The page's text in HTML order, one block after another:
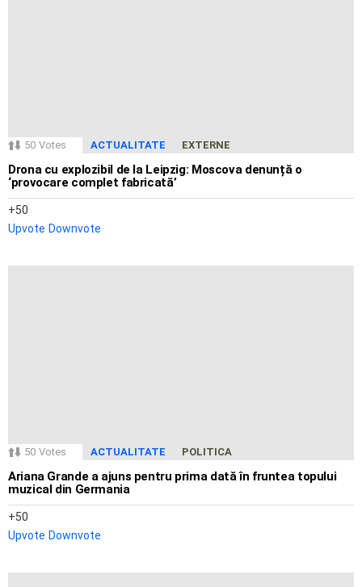
50 Votes ACTUALITATE EXTERNE
Drona cu explozibil de la Leipzig: Moscova denunță o
‘provocare complet fabricată’
50
Upvote Downvote
50 Votes ACTUALITATE POLITICA
Ariana Grande a ajuns pentru prima dată în fruntea topului
muzical din Germania
50
Upvote Downvote